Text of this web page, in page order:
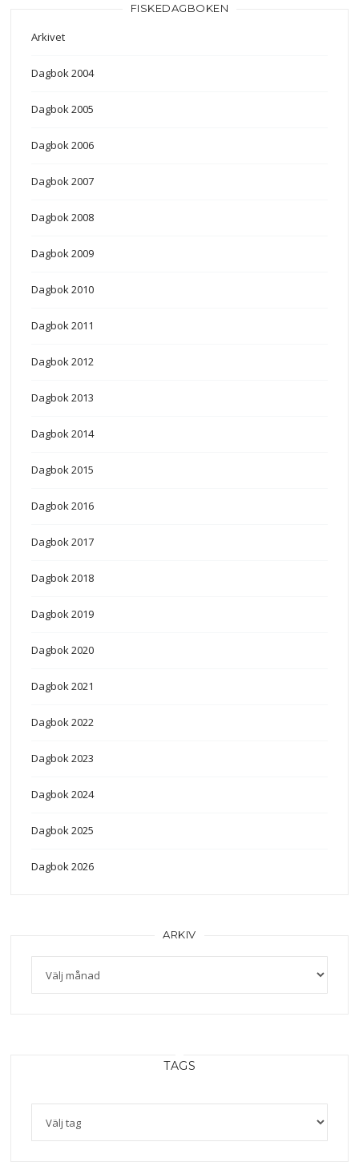
FISKEDAGBOKEN
Arkivet
Dagbok 2004
Dagbok 2005
Dagbok 2006
Dagbok 2007
Dagbok 2008
Dagbok 2009
Dagbok 2010
Dagbok 2011
Dagbok 2012
Dagbok 2013
Dagbok 2014
Dagbok 2015
Dagbok 2016
Dagbok 2017
Dagbok 2018
Dagbok 2019
Dagbok 2020
Dagbok 2021
Dagbok 2022
Dagbok 2023
Dagbok 2024
Dagbok 2025
Dagbok 2026
ARKIV
Arkiv
TAGS